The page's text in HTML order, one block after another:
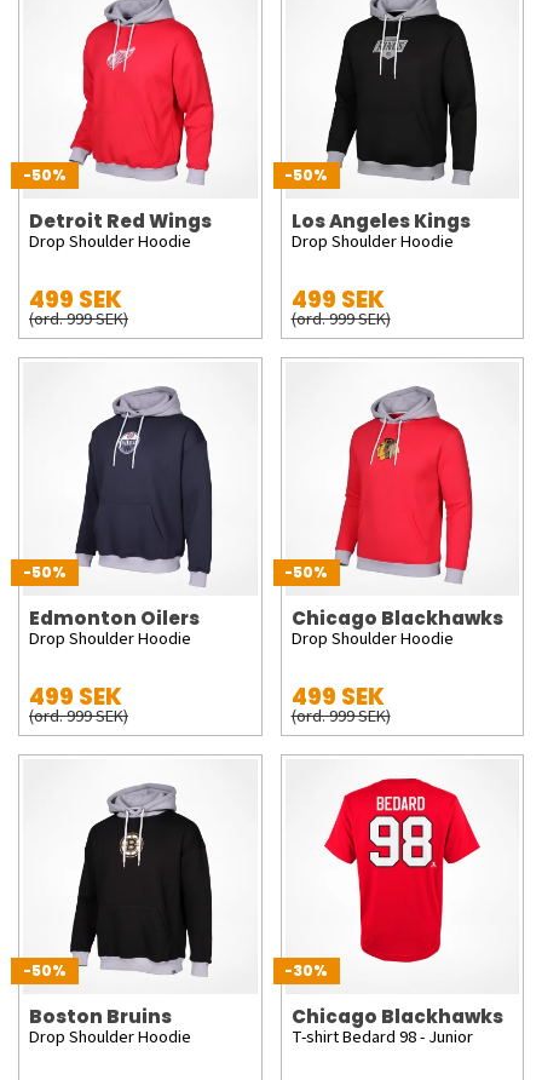
-50%
Detroit Red Wings
Drop Shoulder Hoodie
499 SEK
(ord. 999 SEK)
-50%
Los Angeles Kings
Drop Shoulder Hoodie
499 SEK
(ord. 999 SEK)
-50%
Edmonton Oilers
Drop Shoulder Hoodie
499 SEK
(ord. 999 SEK)
-50%
Chicago Blackhawks
Drop Shoulder Hoodie
499 SEK
(ord. 999 SEK)
-50%
Boston Bruins
Drop Shoulder Hoodie
-30%
Chicago Blackhawks
T-shirt Bedard 98 - Junior